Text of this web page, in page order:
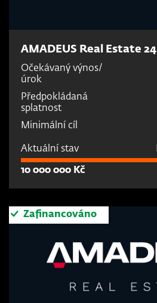
AMADEUS Real Estate 24
Očekávaný výnos/
úrok
Předpokládaná
splatnost
Minimální cíl
Aktuální stav
10 000 000 Kč
Zafinancováno